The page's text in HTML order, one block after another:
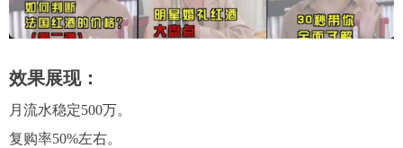
效果展现：
月流水稳定500万。
复购率50%左右。